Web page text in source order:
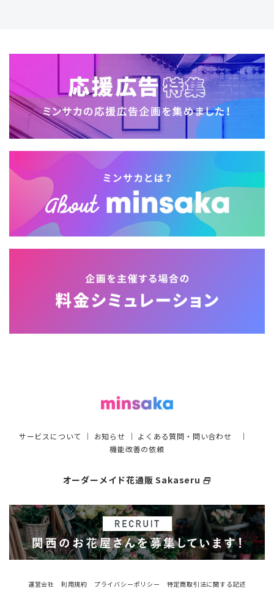
サービスについて ｜ お知らせ ｜ よくある質問・問い合わせ ｜
機能改善の依頼
オーダーメイド花通販 Sakaseru select_window
運営会社 利用規約 プライバシーポリシー 特定商取引法に関する記述